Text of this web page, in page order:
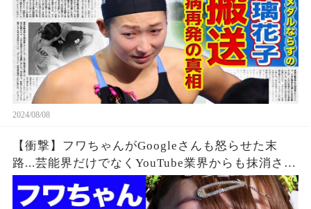
2024/08/08
【衝撃】フワちゃんがGoogleさんも怒らせた末
路...芸能界だけでなくYouTube業界からも抹消され
た垢BANの真相に驚きを隠せない...違約金や税金
に苦しむ借金地獄に突入...